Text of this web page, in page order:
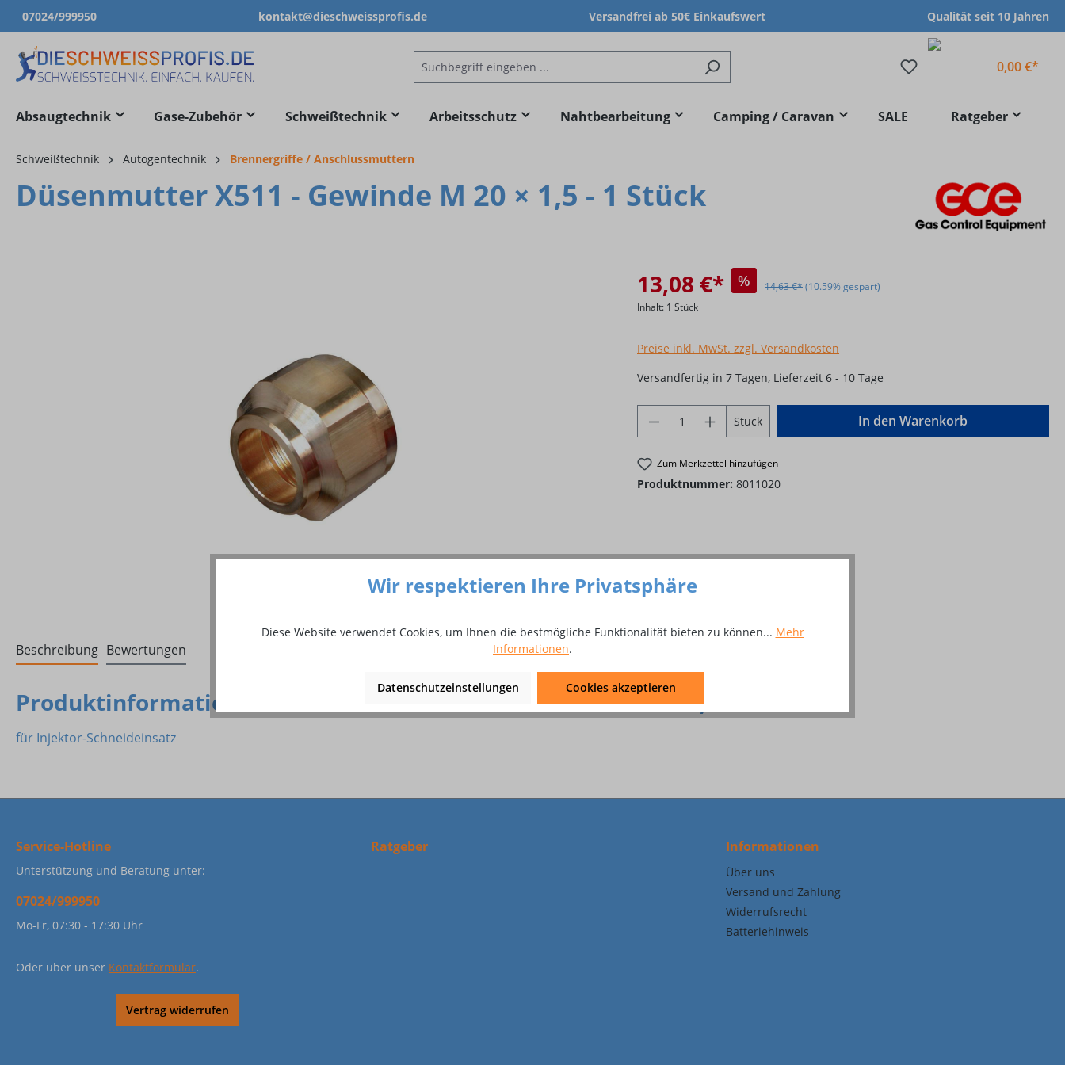
Zur Hauptnavigation springen
07024/999950 kontakt@dieschweissprofis.de Versandfrei ab 50€ Einkaufswert Qualität seit 10 Jahren
0,00 €*
Absaugtechnik Gase-Zubehör Schweißtechnik Arbeitsschutz Nahtbearbeitung Camping / Caravan SALE Ratgeber
Schweißtechnik Autogentechnik Brennergriffe / Anschlussmuttern
Düsenmutter X511 - Gewinde M 20 × 1,5 - 1 Stück
13,08 €* % 14,63 €*(10.59% gespart)
Inhalt: 1 Stück
Preise inkl. MwSt. zzgl. Versandkosten
Versandfertig in 7 Tagen, Lieferzeit 6 - 10 Tage
Produkt Anzahl: Gib den gewünschten Wert
Stück In den Warenkorb
Zum Merkzettel hinzufügen
Produktnummer: 8011020
Beschreibung Bewertungen
Produktinformationen "Düsenmutter X511 - Gewinde M 20 × 1,5 - 1 Stück"
für Injektor-Schneideinsatz
Service-Hotline
Unterstützung und Beratung unter:
07024/999950
Mo-Fr, 07:30 - 17:30 Uhr
Oder über unser Kontaktformular.
Vertrag widerrufen
Ratgeber Informationen
Über uns
Versand und Zahlung
Widerrufsrecht
Batteriehinweis
Wir respektieren Ihre Privatsphäre
Diese Website verwendet Cookies, um Ihnen die bestmögliche Funktionalität bieten zu können... Mehr
Informationen.
Datenschutzeinstellungen Cookies akzeptieren